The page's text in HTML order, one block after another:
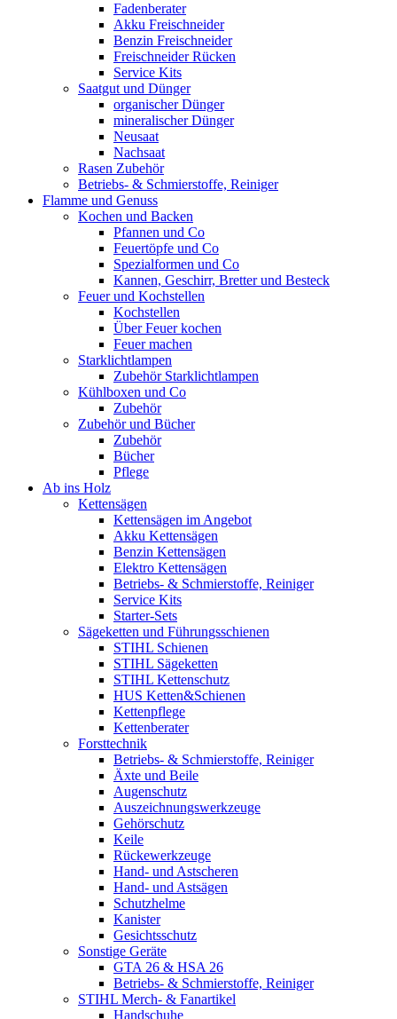
Fadenberater
Akku Freischneider
Benzin Freischneider
Freischneider Rücken
Service Kits
Saatgut und Dünger
organischer Dünger
mineralischer Dünger
Neusaat
Nachsaat
Rasen Zubehör
Betriebs- & Schmierstoffe, Reiniger
Flamme und Genuss
Kochen und Backen
Pfannen und Co
Feuertöpfe und Co
Spezialformen und Co
Kannen, Geschirr, Bretter und Besteck
Feuer und Kochstellen
Kochstellen
Über Feuer kochen
Feuer machen
Starklichtlampen
Zubehör Starklichtlampen
Kühlboxen und Co
Zubehör
Zubehör und Bücher
Zubehör
Bücher
Pflege
Ab ins Holz
Kettensägen
Kettensägen im Angebot
Akku Kettensägen
Benzin Kettensägen
Elektro Kettensägen
Betriebs- & Schmierstoffe, Reiniger
Service Kits
Starter-Sets
Sägeketten und Führungsschienen
STIHL Schienen
STIHL Sägeketten
STIHL Kettenschutz
HUS Ketten&Schienen
Kettenpflege
Kettenberater
Forsttechnik
Betriebs- & Schmierstoffe, Reiniger
Äxte und Beile
Augenschutz
Auszeichnungswerkzeuge
Gehörschutz
Keile
Rückewerkzeuge
Hand- und Astscheren
Hand- und Astsägen
Schutzhelme
Kanister
Gesichtsschutz
Sonstige Geräte
GTA 26 & HSA 26
Betriebs- & Schmierstoffe, Reiniger
STIHL Merch- & Fanartikel
Handschuhe